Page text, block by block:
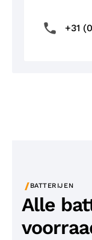
+31
/BATTERIJEN
Alle